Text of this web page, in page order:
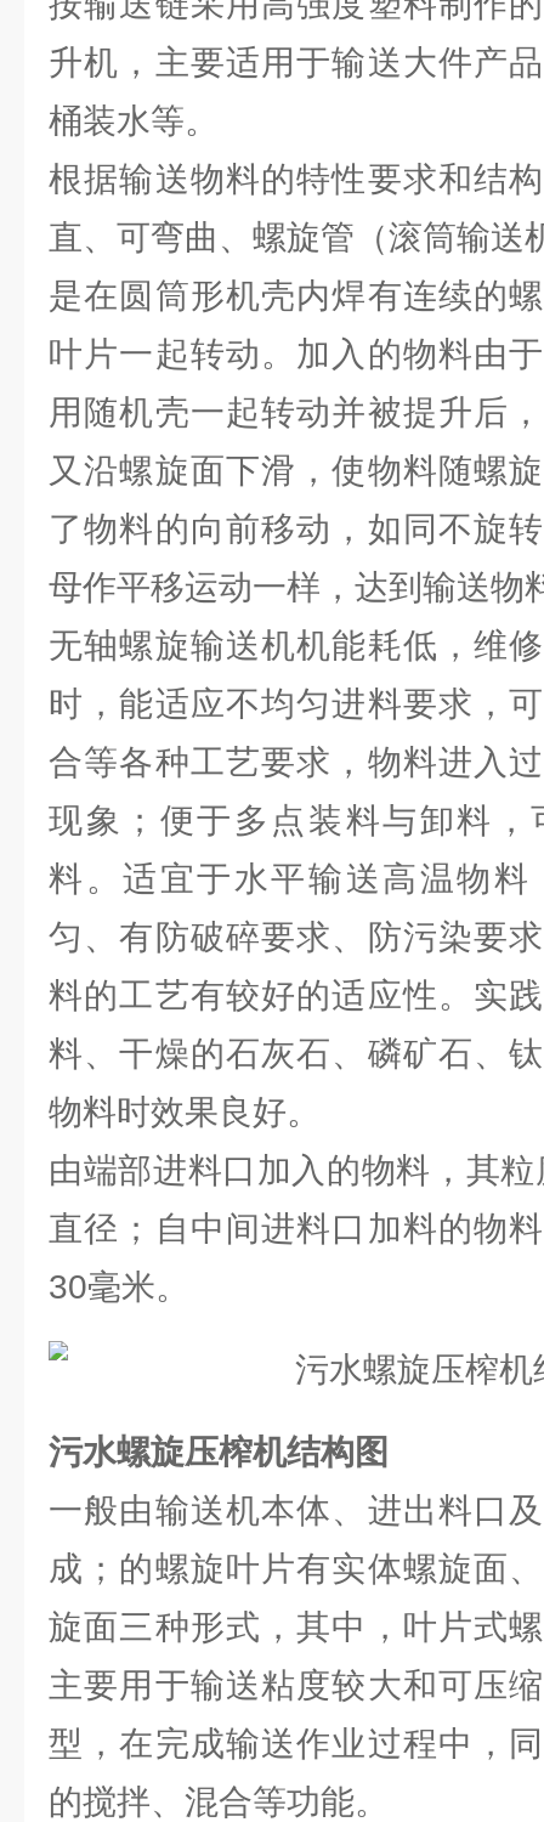
升机，主要适用于输送大件产
桶装水等。
根据输送物料的特性要求和结
直、可弯曲、螺旋管（滚筒输送
是在圆筒形机壳内焊有连续的
叶片一起转动。加入的物料由
用随机壳一起转动并被提升后
又沿螺旋面下滑，使物料随螺
了物料的向前移动，如同不旋
母作平移运动一样，达到输送物
无轴螺旋输送机机能耗低，维
时，能适应不均匀进料要求，
合等各种工艺要求，物料进入
现象；便于多点装料与卸料，
料。适宜于水平输送高温物料
匀、有防破碎要求、防污染要
料的工艺有较好的适应性。实
料、干燥的石灰石、磷矿石、
物料时效果良好。
由端部进料口加入的物料，其
直径；自中间进料口加料的物
30毫米。
污水螺旋压榨机结构图
一般由输送机本体、进出料口
成；的螺旋叶片有实体螺旋面
旋面三种形式，其中，叶片式
主要用于输送粘度较大和可压
型，在完成输送作业过程中，
的搅拌、混合等功能。